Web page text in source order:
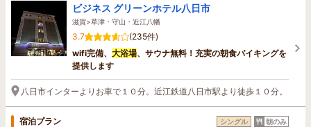
ビジネス グリーンホテル八日市
滋賀>草津・守山・近江八幡
3.7
(235件)
wifi完備、 大浴場、サウナ無料！充実の朝食バイキングを
提供します
八日市インターよりお車で１０分。近江鉄道八日市駅より徒歩１０分。
宿泊プラン シングル 朝のみ